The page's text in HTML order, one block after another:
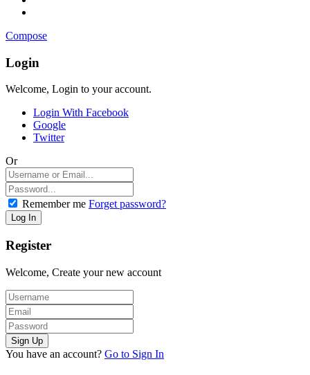
Compose
Login
Welcome, Login to your account.
Login With Facebook
Google
Twitter
Or
Remember me Forget password?
Register
Welcome, Create your new account
You have an account? Go to Sign In